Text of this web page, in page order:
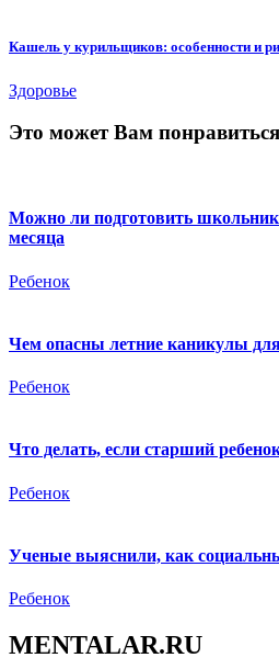
Кашель у курильщиков: особенности и
Здоровье
Это может Вам
Можно ли подготовить
месяца
Ребенок
Чем опасны летние каникулы
Ребенок
Что делать, если старший
Ребенок
Ученые выяснили, как
Ребенок
MENTALAR.RU